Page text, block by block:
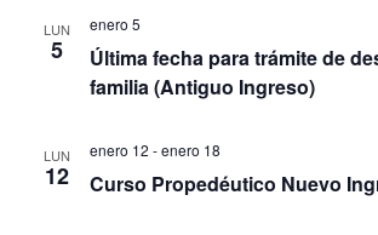
LUN
5
Última fecha para trámite de
familia (Antiguo Ingreso)
enero 5
LUN
12 Curso Propedéutico Nuevo
enero 12 -enero 18